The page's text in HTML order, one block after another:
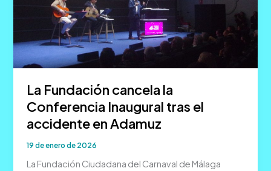
La Fundación cancela la
Conferencia Inaugural tras el
accidente en Adamuz
19 de enero de 2026
La Fundación Ciudadana del Carnaval de Málaga